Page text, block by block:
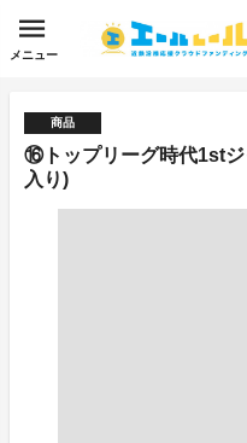
メニュー
商品
⑯トップリーグ時代1stジ
入り)